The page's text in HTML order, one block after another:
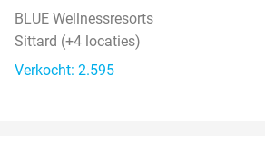
BLUE Wellnessresorts
Sittard (+4 locaties)
Verkocht: 2.595